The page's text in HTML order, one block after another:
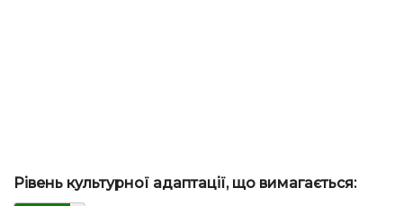
Рівень культурної адаптації, що вимагається: